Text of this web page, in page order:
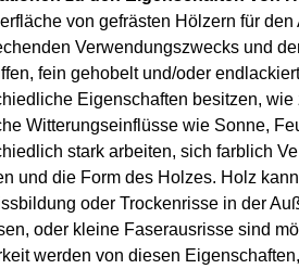
von gefrästen Hölzern für
Verwendungszwecks und
fein gehobelt und/oder
Eigenschaften besitzen,
Witterungseinflüsse wie Sonne,
stark arbeiten, sich farblich
und die Form des Holzes. Holz
oder Trockenrisse in der
oder kleine Faserausrisse sind
werden von diesen